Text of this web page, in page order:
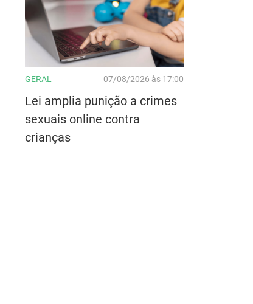
GERAL 07/08/2026 às 17:00
Lei amplia punição a crimes
sexuais online contra
crianças